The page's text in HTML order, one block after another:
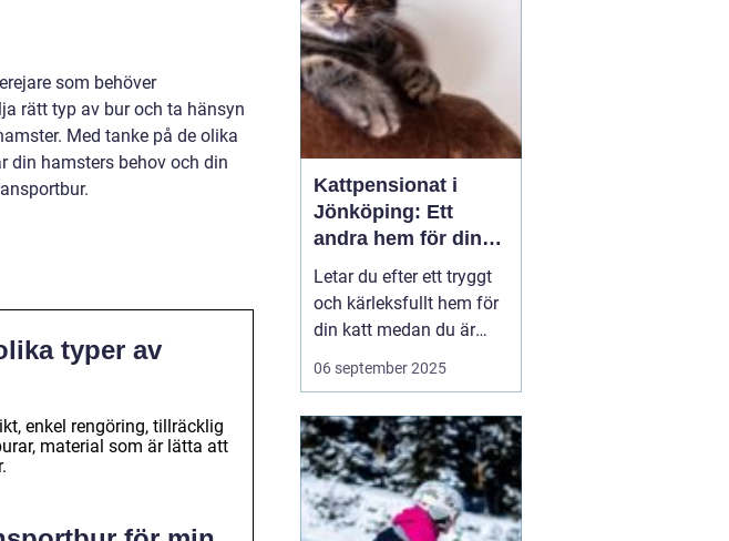
som behöver
rätt typ av bur och ta hänsyn
Med tanke på de olika
din hamsters behov och din
typer av
enkel rengöring, tillräcklig
material som är lätta att
Stockholm finns de...
Kattpensionat i
Jönköping: Ett
andra hem för din
katt
Letar du efter ett tryggt
och kärleksfullt hem för
din katt medan du är
bortrest? Ett
kattpensionat kan vara
I hjärtat av Småland,
precis utanför
Jönköping, erbjuder flera
kattpensio...
06 september 2025